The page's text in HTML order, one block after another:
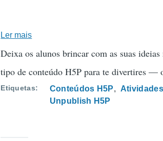
Ler mais
Quadro
Ideias
Deixa os alunos brincar com as suas
tipo de conteúdo H5P para te divertires —
Etiquetas Conteúdos H5P
Unpublish H5P